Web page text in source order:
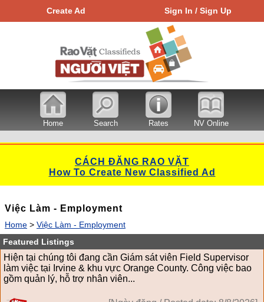
Create Ad Sign In / Sign Up
Home Search Rates NV Online
CÁCH ĐĂNG RAO VẶT
How To Create New Classified Ad
Việc Làm - Employment
Home > Việc Làm - Employment
Featured Listings
Hiện tại chúng tôi đang cần Giám sát viên Field Supervisor
làm việc tại Irvine & khu vực Orange County. Công việc bao
gồm quản lý, hỗ trợ nhân viên...